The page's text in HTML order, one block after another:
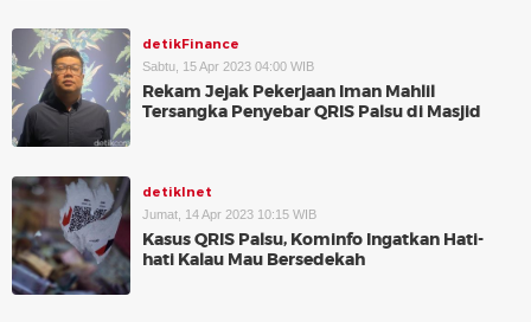
detikFinance
Sabtu, 15 Apr 2023 04:00 WIB
Rekam Jejak Pekerjaan Iman Mahlil
Tersangka Penyebar QRIS Palsu di Masjid
detikInet
Jumat, 14 Apr 2023 10:15 WIB
Kasus QRIS Palsu, Kominfo Ingatkan Hati-
hati Kalau Mau Bersedekah